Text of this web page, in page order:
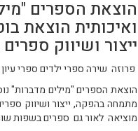
ואיכותית הוצאת
ייצור ושיווק
פרוזה שירה ספרי ילדים ספרי
מתמחה בהפקה, ייצור ושיווק
מוציאה לאור גם ספרים בשפות